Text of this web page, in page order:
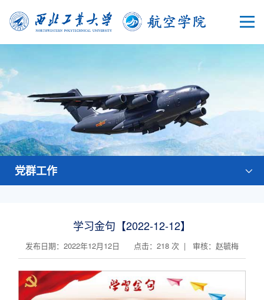
党群工作
学习金句【2022-12-12】
发布日期：2022年12月12日 点击： 218 次 | 审核：赵毓梅